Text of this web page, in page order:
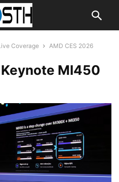
Coverage
AMD CES 2026
MI450